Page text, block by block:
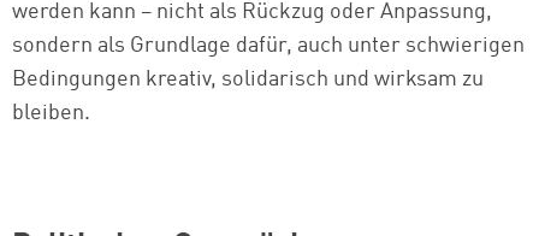
werden kann – nicht als Rückzug oder Anpassung,
sondern als Grundlage dafür, auch unter schwierigen
Bedingungen kreativ, solidarisch und wirksam zu
bleiben.